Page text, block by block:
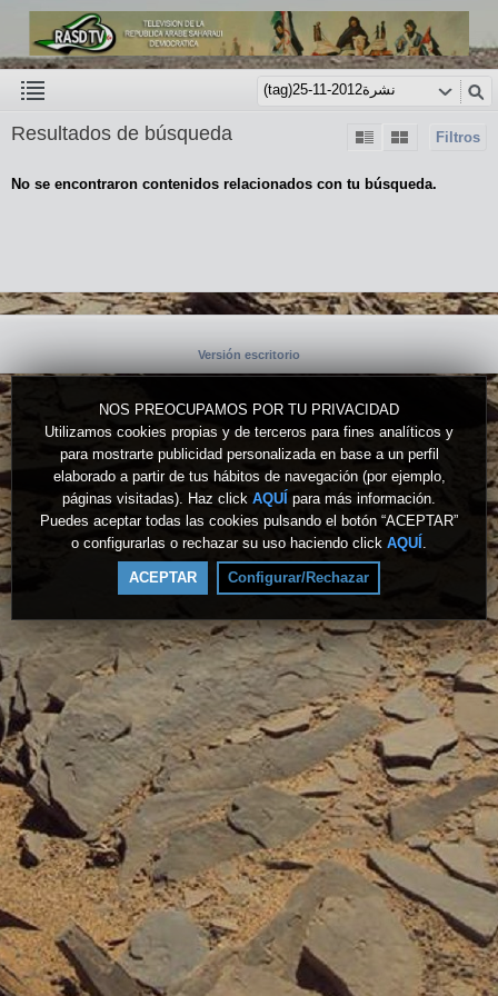
NOS PREOCUPAMOS POR TU PRIVACIDAD
Utilizamos cookies propias y de terceros para fines analíticos y
para mostrarte publicidad personalizada en base a un perfil
elaborado a partir de tus hábitos de navegación (por ejemplo,
páginas visitadas). Haz click AQUÍ para más información.
Puedes aceptar todas las cookies pulsando el botón “ACEPTAR”
o configurarlas o rechazar su uso haciendo click AQUÍ .
ACEPTAR Configurar/Rechazar
Filtros
Resultados de búsqueda
No se encontraron contenidos relacionados con tu búsqueda.
Versión escritorio